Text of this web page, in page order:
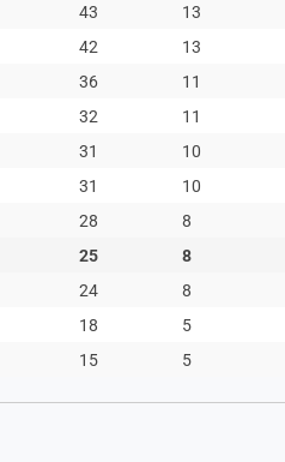
43 13
42 13
36 11
32 11
31 10
31 10
28 8
25 8
24 8
18 5
15 5